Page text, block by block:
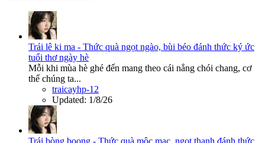
Trái lê ki ma - Thức quà ngọt ngào, bùi béo đánh thức ký ức
tuổi thơ ngày hè
Mỗi khi mùa hè ghé đến mang theo cái nắng chói chang, cơ
thể chúng ta...
traicayhp-12
Updated: 1/8/26
Trái bòng boong - Thức quà mộc mạc, ngọt thanh đánh thức